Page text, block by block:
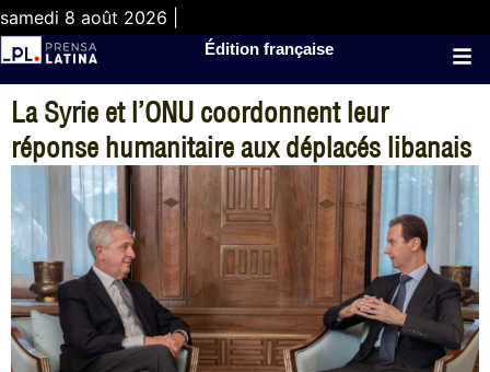
samedi 8 août 2026 |
Édition française
La Syrie et l’ONU coordonnent leur
réponse humanitaire aux déplacés libanais